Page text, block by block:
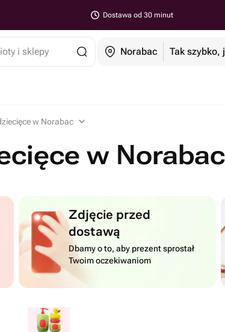
Dostawa od 30 minut
i sklepy Norabac Tak szybko,
w Norabac
w Norabac
Zdjęcie przed
dostawą
Dbamy o to, aby prezent sprostał
Twoim oczekiwaniom